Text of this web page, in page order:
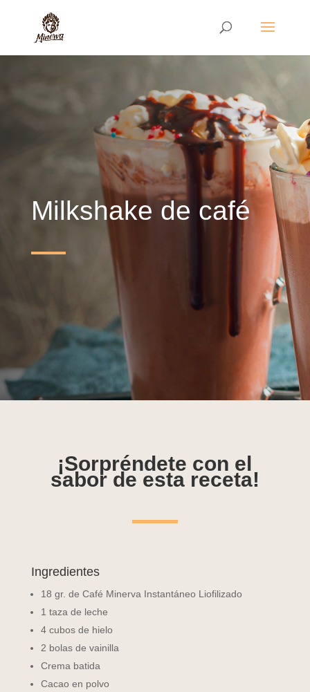
Milkshake de café
¡Sorpréndete con el
sabor de esta receta!
Ingredientes
18 gr. de Café Minerva Instantáneo Liofilizado
1 taza de leche
4 cubos de hielo
2 bolas de vainilla
Crema batida
Cacao en polvo